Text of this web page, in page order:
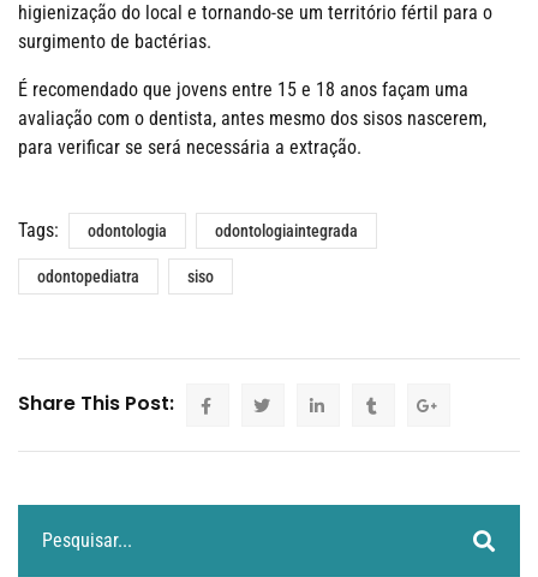
higienização do local e tornando-se um território fértil para o
surgimento de bactérias.
É recomendado que jovens entre 15 e 18 anos façam uma
avaliação com o dentista, antes mesmo dos sisos nascerem,
para verificar se será necessária a extração.
Tags: odontologia odontologiaintegrada
odontopediatra siso
Share This Post: